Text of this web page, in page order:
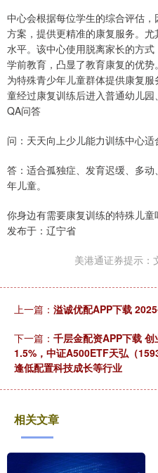
中心会根据每位学生的综合评估
方案，提供更精准的康复服务。
水平。该中心使用脱离家长的方
学前教育，凸显了教育康复的优
为特殊青少年儿童群体提供康复
童经过康复训练后进入普通幼儿园
QA问答
问：天天向上少儿能力训练中心适
答：适合孤独症、发育迟缓、多
年儿童。
你身边有需要康复训练的特殊儿童
发布于：辽宁省
美港通证券提示：
上一篇： 溢诚优配APP下载
下一篇： 千层金配资APP下载
1.5%，中证A500ETF天弘（
逢低配置科技成长等行业
相关文章